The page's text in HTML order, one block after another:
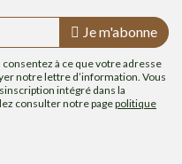
Je m'abonne
à ce que votre adresse
notre lettre d’information. Vous
intégré dans la
consulter notre pagepolitique